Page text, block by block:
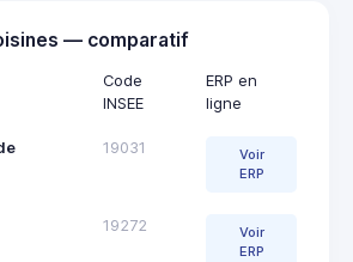
— comparatif
Code
INSEE
ERP en
ligne
19031
Voir
ERP
19272
Voir
ERP